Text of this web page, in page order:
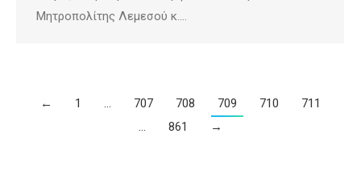
Μητροπολίτης Λεμεσού κ.…
← 1 … 707 708 709 710
711
…
861 →